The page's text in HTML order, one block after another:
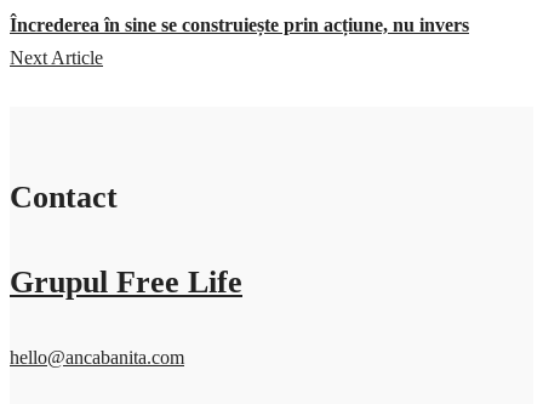
Încrederea în sine se construiește prin acțiune, nu invers
Next Article
Contact
Grupul Free Life
hello@ancabanita.com